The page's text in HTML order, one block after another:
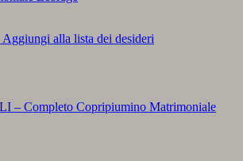
Aggiungi alla lista dei desideri
– Completo Copripiumino Matrimoniale